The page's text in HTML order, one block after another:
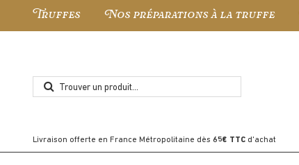
Truffes Nos préparations à la truffe
Livraison offerte en France Métropolitaine dès 65€ TTC d'achat